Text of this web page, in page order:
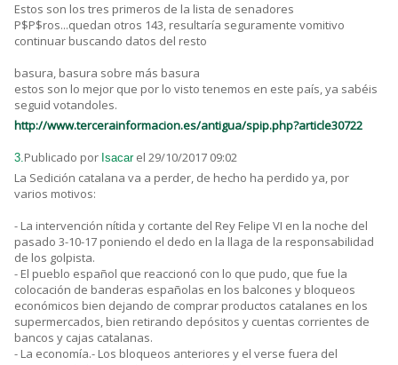
Estos son los tres primeros de la lista de senadores
P$P$ros...quedan otros 143, resultaría seguramente vomitivo
continuar buscando datos del resto
basura, basura sobre más basura
estos son lo mejor que por lo visto tenemos en este país, ya sabéis
seguid votandoles.
http://www.tercerainformacion.es/antigua/spip.php?article30722
3.Publicado por Isacar el 29/10/2017 09:02
La Sedición catalana va a perder, de hecho ha perdido ya, por
varios motivos:
- La intervención nítida y cortante del Rey Felipe VI en la noche del
pasado 3-10-17 poniendo el dedo en la llaga de la responsabilidad
de los golpista.
- El pueblo español que reaccionó con lo que pudo, que fue la
colocación de banderas españolas en los balcones y bloqueos
económicos bien dejando de comprar productos catalanes en los
supermercados, bien retirando depósitos y cuentas corrientes de
bancos y cajas catalanas.
- La economía.- Los bloqueos anteriores y el verse fuera del